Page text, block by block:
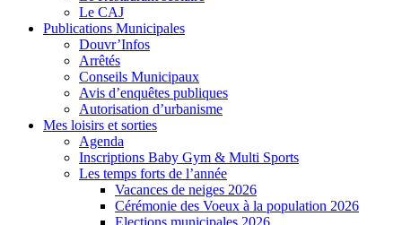
Le CAJ
Publications Municipales
Douvr’Infos
Arrêtés
Conseils Municipaux
Avis d’enquêtes publiques
Autorisation d’urbanisme
Mes loisirs et sorties
Agenda
Inscriptions Baby Gym & Multi Sports
Les temps forts de l’année
Vacances de neiges 2026
Cérémonie des Voeux à la population 2026